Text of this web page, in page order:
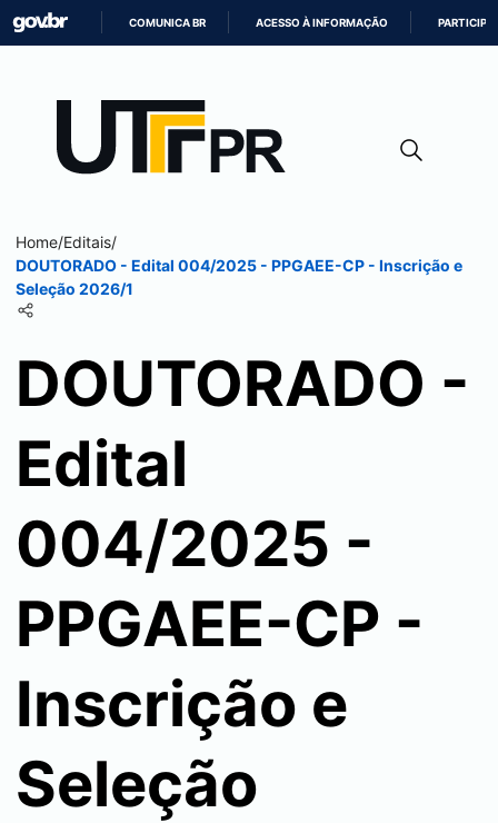
CONTEÚDO
COMUNICA BR ACESSO À INFORMAÇÃO PARTICIPE
Home/Editais/
DOUTORADO - Edital 004/2025 - PPGAEE-CP - Inscrição e
Seleção 2026/1
DOUTORADO -
Edital
004/2025 -
PPGAEE-CP -
Inscrição e
Seleção